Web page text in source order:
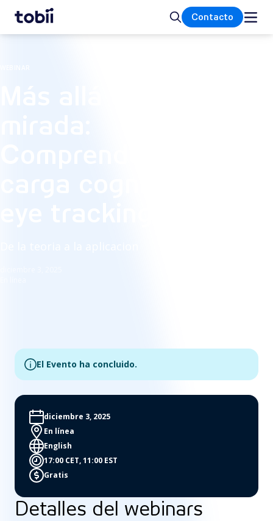
Inicio BuscarContacto
El Evento ha concluido.
diciembre 3, 2025
En línea
English
17:00 CET, 11:00 EST
Gratis
Detalles del webinars